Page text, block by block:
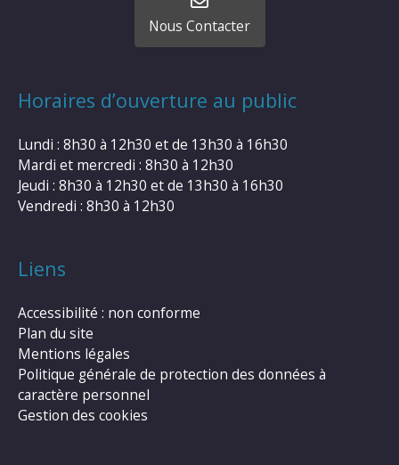
Nous Contacter
Horaires d’ouverture au public
Lundi : 8h30 à 12h30 et de 13h30 à 16h30
Mardi et mercredi : 8h30 à 12h30
Jeudi : 8h30 à 12h30 et de 13h30 à 16h30
Vendredi : 8h30 à 12h30
Liens
Accessibilité : non conforme
Plan du site
Mentions légales
Politique générale de protection des données à
caractère personnel
Gestion des cookies